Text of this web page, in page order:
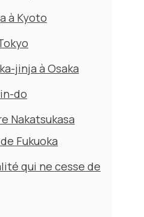
à Kyoto
jinja à Osaka
do
Nakatsukasa
Fukuoka
qui ne cesse de